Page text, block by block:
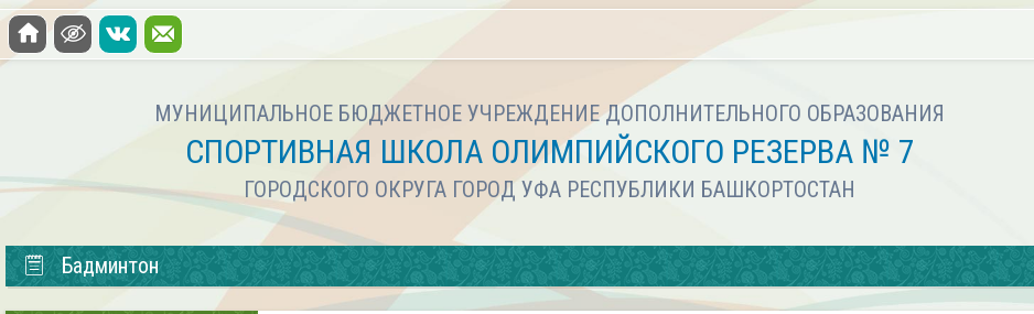
МУНИЦИПАЛЬНОЕ БЮДЖЕТНОЕ УЧРЕЖДЕНИЕ ДОПОЛНИТЕЛЬНОГО ОБРАЗОВАНИЯ
СПОРТИВНАЯ ШКОЛА ОЛИМПИЙСКОГО РЕЗЕРВА № 7
ГОРОДСКОГО ОКРУГА ГОРОД УФА РЕСПУБЛИКИ БАШКОРТОСТАН
Бадминтон